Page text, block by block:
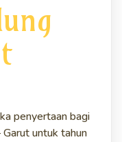
penyertaan bagi
untuk tahun